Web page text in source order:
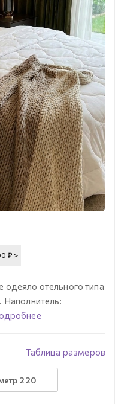
₽ >
отельного типа
Наполнитель:
Таблица размеров
220